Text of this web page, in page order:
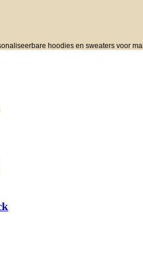
hoodies en sweaters voor